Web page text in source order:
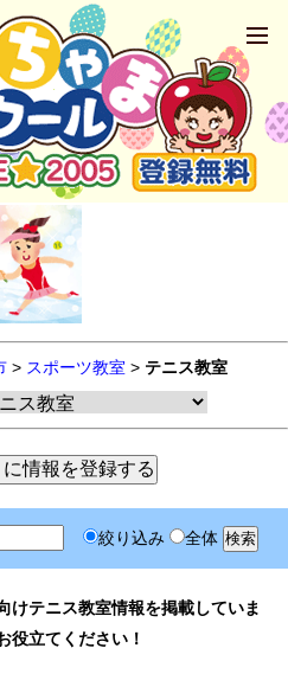
> スポーツ教室 > テニス教室
絞り込み 全体
けテニス教室情報を掲載していま
役立てください！